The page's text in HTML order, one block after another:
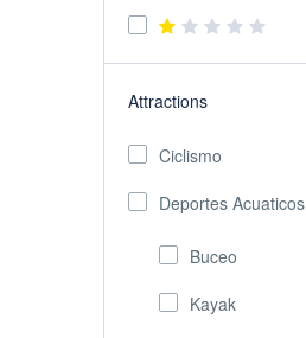
Attractions
Ciclismo
Deportes Acuaticos
Buceo
Kayak